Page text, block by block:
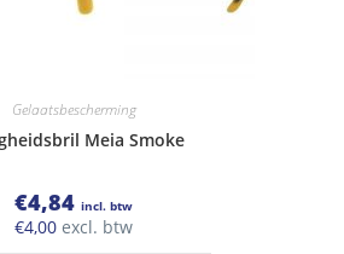
Gelaatsbescherming
Meia Smoke
€4,84 incl. btw
€4,00 excl. btw